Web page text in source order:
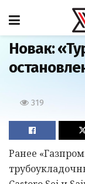
Главная
Новак:
319
Ранее